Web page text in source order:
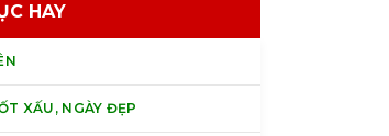
HAY
XẤU, NGÀY ĐẸP